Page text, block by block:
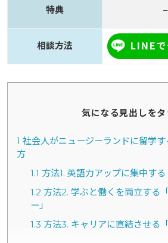
特典 –
相談方法
気になる見出しを
1 社会人がニュージーランドに留学
方
1.1 方法1. 英語力アップに集中する
1.2方法2. 学ぶと働くを両立する
ー」
1.3 方法3. キャリアに直結させる